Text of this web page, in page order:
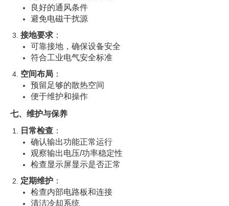
良好的通风条件
避免电磁干扰源
接地要求 ：
可靠接地，确保设备安全
符合工业电气安全标准
空间布局 ：
预留足够的散热空间
便于维护和操作
七、维护与保养
日常检查 ：
确认输出功能正常运行
观察输出电压/功率稳定性
检查显示屏显示是否正常
定期维护 ：
检查内部电路板和连接
清洁冷却系统